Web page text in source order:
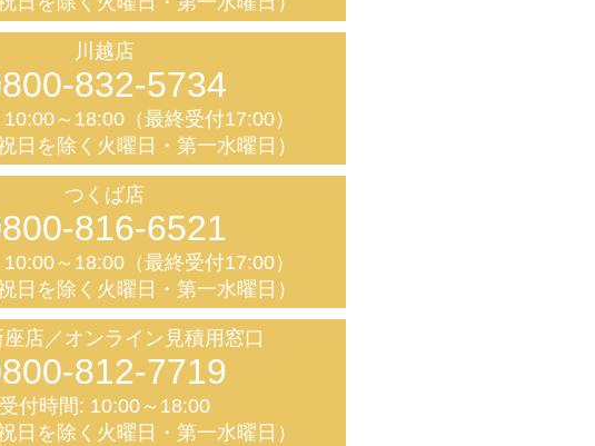
川越店
832-5734
～18:00（最終受付17:00）
日を除く火曜日・第一水曜日）
つくば店
816-6521
～18:00（最終受付17:00）
日を除く火曜日・第一水曜日）
店／オンライン見積用窓口
812-7719
受付時間: 10:00～18:00
日を除く火曜日・第一水曜日）